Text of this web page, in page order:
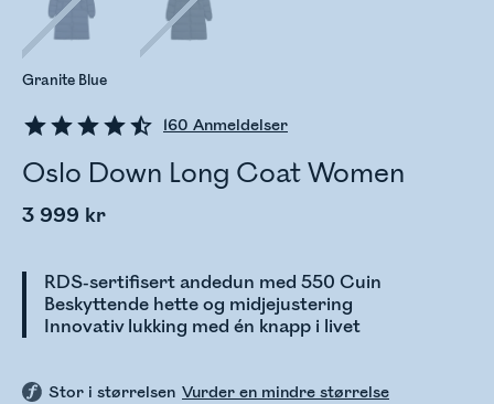
160 Anmeldelser
Oslo Down Long Coat Women
3 999 kr
RDS-sertifisert andedun med 550 Cuin
Beskyttende hette og midjejustering
Innovativ lukking med én knapp i livet
Granite Blue
Stor i størrelsen Vurder en mindre størrelse